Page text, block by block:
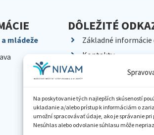
Na poskytovanie tých najlepších skúseností
ukladanie a/alebo prístup k informáciám o
umožní spracovávať údaje, ako je správanie
Nesúhlas alebo odvolanie súhlasu môže
mládeže
DÔLEŽITÉ
Základné informácie
Kontakty
Kariéra
Pracoviská NIVaM
Dokumenty
Knižnica